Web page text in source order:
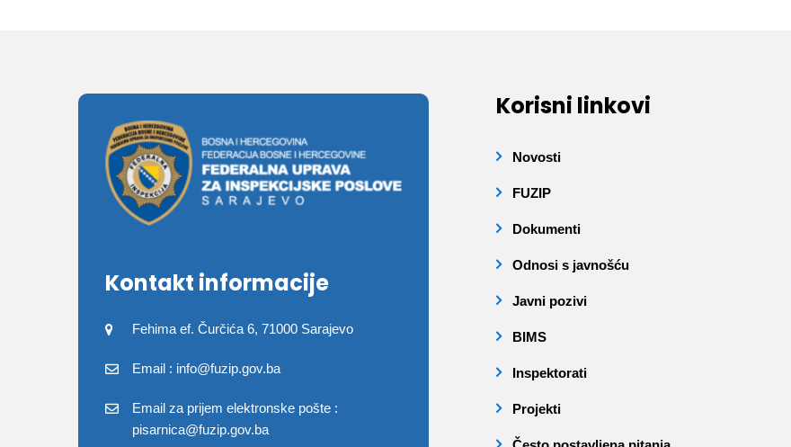
Kontakt informacije
Fehima ef. Čurčića 6, 71000 Sarajevo
Email : info@fuzip.gov.ba
Email za prijem elektronske pošte :
pisarnica@fuzip.gov.ba
Korisni linkovi
Novosti
FUZIP
Dokumenti
Odnosi s javnošću
Javni pozivi
BIMS
Inspektorati
Projekti